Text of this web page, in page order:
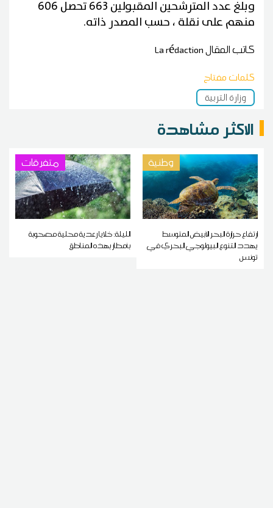
وبلغ عدد المترشحين المقبولين 663 تحصل 606
منهم على نقلة ، حسب المصدر ذاته.
كاتب المقالLa rédaction
كلمات مفتاح
وزارة التربية
الاكثر مشاهدة
وطنية
ارتفاع حرارة البحر الأبيض المتوسط
يهدد التنوع البيولوجي البحري في
تونس
متفرقات
الليلة: خلايا رعدية محلية مصحوبة
بأمطار بهذه المناطق